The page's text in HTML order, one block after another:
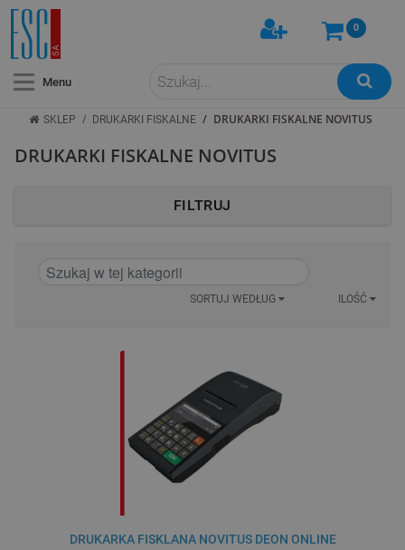
Menu
0
SKLEP / DRUKARKI FISKALNE / DRUKARKI FISKALNE NOVITUS
FILTRUJ
DRUKARKI FISKALNE NOVITUS
SORTUJ WEDŁUG ILOŚĆ
DRUKARKA FISKLANA NOVITUS DEON ONLINE